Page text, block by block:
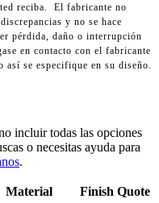
reciba. El fabricante no
y no se hace
pérdida, daño o interrupción
en contacto con el fabricante
así se especifique en su diseño.
incluir todas las opciones
o necesitas ayuda para
.
Material Finish Quote